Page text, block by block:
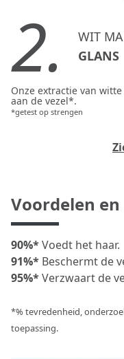
2.
WIT
GLANS
Onze extractie van
aan de vezel*.
*getest op strengen
Voordelen
90%*Voedt het haar.
91%* Beschermt de
95%*Verzwaart de
*% tevredenheid,
toepassing.